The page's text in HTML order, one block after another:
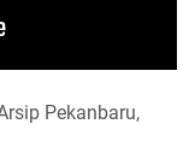
Pekanbaru,